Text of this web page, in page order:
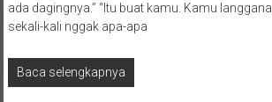
ada dagingnya.” “Itu buat kamu. Kamu
sekali-kali nggak apa-apa
Baca selengkapnya